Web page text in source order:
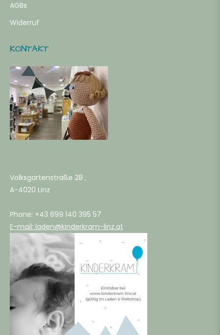
AGBs
Widerruf
KONTAKT
Volksgartenstraße 28 ,
A-4020 Linz
Phone: +43 699 140 395 57
E-mail: laden@kinderkram-linz.at